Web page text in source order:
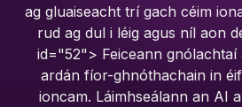
ag gluaiseacht trí gach céim
rud ag dul i léig agus níl aon
id="52"> Feiceann gnólachtaí
ardán fíor-ghnóthachain in
ioncam. Láimhseálann an AI